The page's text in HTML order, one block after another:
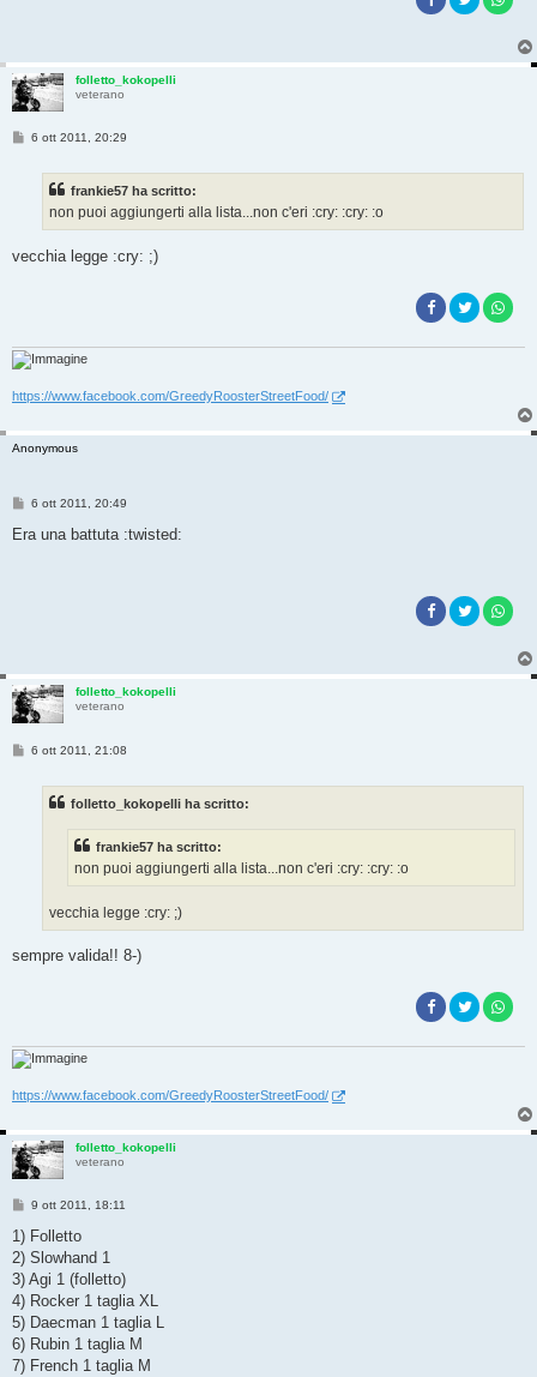
folletto_kokopelli
veterano
M
o
6 ott 2011, 20:29
frankie57 ha scritto:
non puoi aggiungerti alla lista...non c'eri :cry: :cry: :o
vecchia legge :cry: ;)
https://www.facebook.com/GreedyRoosterStreetFood/
Anonymous
M
s
6 ott 2011, 20:49
Era una battuta :twisted:
folletto_kokopelli
veterano
M6 ott 2011, 21:08
folletto_kokopelli ha scritto:
frankie57 ha scritto:
non puoi aggiungerti alla lista...non c'eri :cry: :cry: :o
vecchia legge :cry: ;)
sempre valida!! 8-)
https://www.facebook.com/GreedyRoosterStreetFood/
folletto_kokopelli
veterano
M
s
a
g
o
9 ott 2011, 18:11
1) Folletto
2) Slowhand 1
3) Agi 1 (folletto)
4) Rocker 1 taglia XL
5) Daecman 1 taglia L
6) Rubin 1 taglia M
7) French 1 taglia M